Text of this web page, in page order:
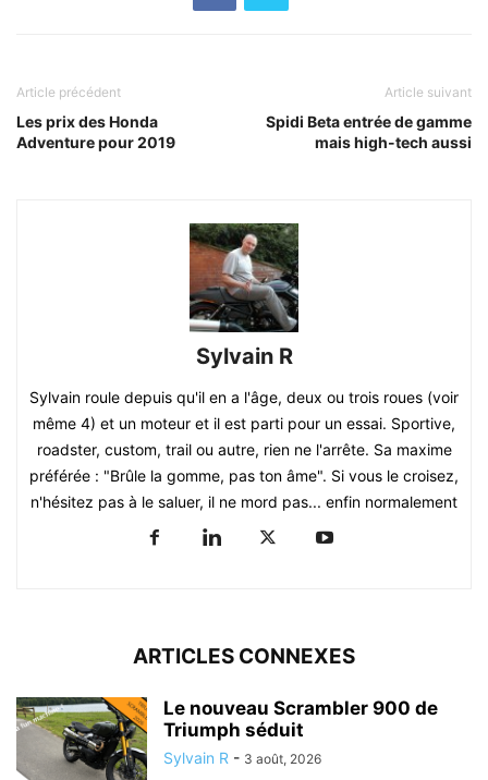
Article précédent
Les prix des Honda
Adventure pour 2019
Article suivant
Spidi Beta entrée de gamme
mais high-tech aussi
Sylvain R
Sylvain roule depuis qu'il en a l'âge, deux ou trois roues (voir
même 4) et un moteur et il est parti pour un essai. Sportive,
roadster, custom, trail ou autre, rien ne l'arrête. Sa maxime
préférée : "Brûle la gomme, pas ton âme". Si vous le croisez,
n'hésitez pas à le saluer, il ne mord pas... enfin normalement
ARTICLES CONNEXES
Le nouveau Scrambler 900 de
Triumph séduit
Sylvain R - 3 août, 2026